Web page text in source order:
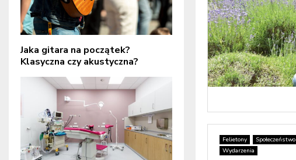
Felietony Społeczeństwo
Wydarzenia
Jaka gitara na początek?
Klasyczna czy akustyczna?